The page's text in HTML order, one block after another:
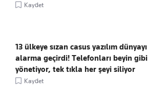
Kaydet
13 ülkeye sızan casus yazılım dünyayı
alarma geçirdi! Telefonları beyin gibi
yönetiyor, tek tıkla her şeyi siliyor
Kaydet